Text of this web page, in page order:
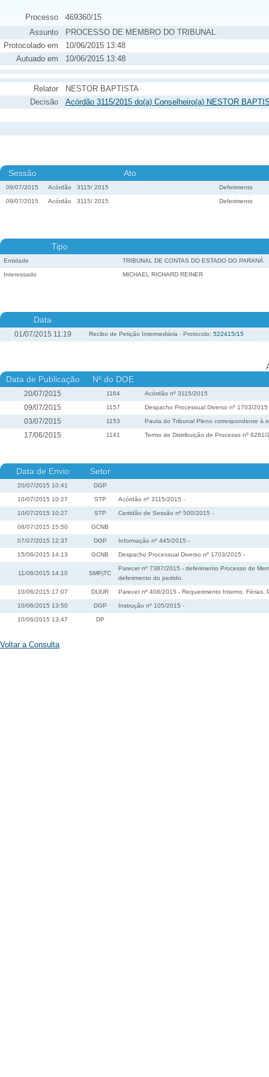
Processo
469360/15
Assunto
PROCESSO DE MEMBRO DO TRIBUNAL
Protocolado em
10/06/2015 13:48
Autuado em
10/06/2015 13:48
Relator
NESTOR BAPTISTA
Decisão
Acórdão 3115/2015 do(a) Conselheiro(a) NESTOR
Sessão Ato
09/07/2015 Acórdão 3115/ 2015 Deferimento
09/07/2015 Acórdão 3115/ 2015 Deferimento
Tipo
Entidade TRIBUNAL DE CONTAS DO ESTADO DO PARANÁ
Interessado MICHAEL RICHARD REINER
Data
01/07/2015 11:19 Recibo de Petição Intermediária - Protocolo: 522415/15
Data de Publicação Nº do DOE
20/07/2015 1164 Acórdão nº 3115/2015
09/07/2015 1157 Despacho Processual Diverso nº 1703/2015
03/07/2015 1153 Pauta do Tribunal Pleno correspondente à
17/06/2015 1141 Termo de Distribuição de Processo nº 6281/
Data de Envio Setor
20/07/2015 10:41 DGP
10/07/2015 10:27 STP Acórdão nº 3115/2015 -
10/07/2015 10:27 STP Certidão de Sessão nº 500/2015 -
08/07/2015 15:50 GCNB
07/07/2015 12:37 DGP Informação nº 445/2015 -
15/06/2015 14:13 GCNB Despacho Processual Diverso nº 1703/2015 -
11/06/2015 14:10 SMPjTC
Parecer nº 7387/2015 - deferimento Processo de
deferimento do pedido.
10/06/2015 17:07 DIJUR Parecer nº 408/2015 - Requerimento Interno. Férias.
10/06/2015 13:50 DGP Instrução nº 105/2015 -
10/06/2015 13:47 DP
Voltar a Consulta